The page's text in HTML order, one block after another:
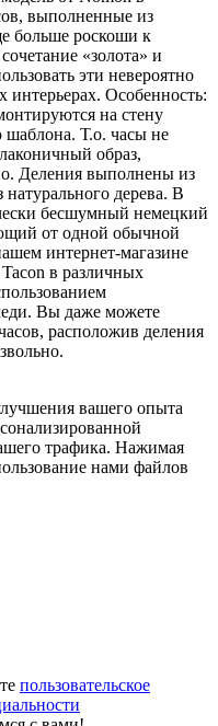
выполненные из
больше роскоши к
«золота» и
эти невероятно
интерьерах. Особенность:
на стену
шаблона. Т.о. часы не
образ,
Деления выполнены из
дерева. В
бесшумный немецкий
от одной обычной
интернет-магазине
в различных
Вы даже можете
расположив деления
вашего опыта
трафика. Нажимая
нами файлов
пользовательское